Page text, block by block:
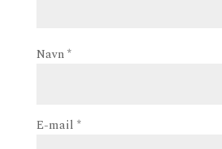
Navn*
E-mail *